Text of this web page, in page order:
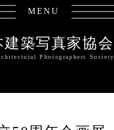
MENU
建築写真家協会
Photographers Society